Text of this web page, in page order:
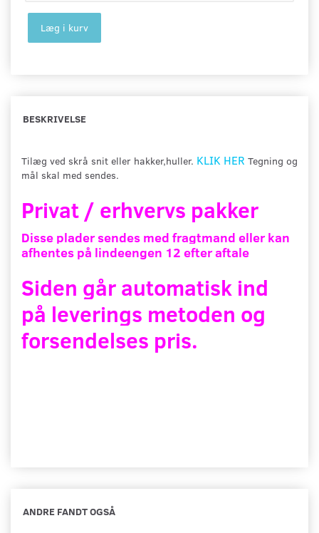
Læg i kurv
BESKRIVELSE
Tilæg ved skrå snit eller hakker,huller. KLIK HER Tegning og
mål skal med sendes.
Privat / erhvervs pakker
Disse plader sendes med fragtmand eller kan
afhentes på lindeengen 12 efter aftale
Siden går automatisk ind
på leverings metoden og
forsendelses pris.
ANDRE FANDT OGSÅ